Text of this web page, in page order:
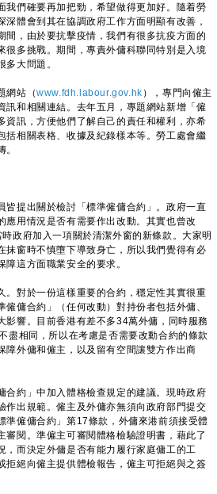
們確要再加把勁，希望做得更加好。隨着勞
深體會到其在協調政府工作方面明顯有改善，
間，由於要抗擊疫情，我們有很多抗疫方面的
很多挑戰。期間，專責外傭科聯同特別是入境
多大問題。
網站（www.fdh.labour.gov.hk ），專門向僱主
訊和相關連結。去年五月，專題網站新增「僱
資訊，方便他們了解自己的責任和權利，亦希
括相關表格、收據及紀錄樣本等。勞工處會繼
提出關於檢討「標準僱傭合約」。政府一直
應用情況是否有需要作出改動。其實也曾改
政府加入一項關於清潔外窗的新條款。大家明
抹窗時不慎墮下導致身亡，所以我們覺得有必
這方面職業安全的要求。
對於一份這樣重要的合約，穩定性其實很重
傭合約」（任何改動）對持份者包括外傭、
影響。目前香港有差不多34萬外傭，同時服務
盡相同，所以在考慮是否需要改動合約的條款
障外傭和僱主，以及留有空間讓雙方作出商
約」中加入體格檢查規定的建議。現時政府
作出規範。僱主及外傭亦無須向政府部門提交
準僱傭合約」第17條款，外傭來港前須接受體
審閱。準僱主可審閱體格檢驗證明書，藉此了
，而決定外傭是否有能力履行家庭傭工的工
拒絕向僱主提供體檢報告，僱主可拒絕與之簽